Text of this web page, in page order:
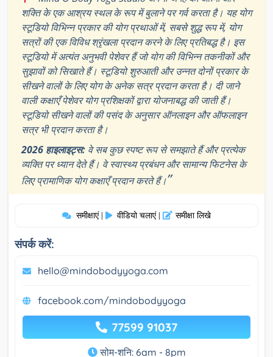
शक्ति के एक आश्रय स्थल के रूप में बुलाने पर गर्व करता है। यह योग
स्टूडियो विभिन्न प्रकार की योग प्रथाओं में, सबसे शुद्ध रूप में, योग
सत्रों की एक विविध श्रृंखला प्रदान करने के लिए प्रतिबद्ध है। इस
स्टूडियो में अत्यंत अनुभवी पेशेवर हैं जो योग की विभिन्न तकनीकों और
सुझावों को सिखाते हैं। स्टूडियो शुरुआती और उन्नत दोनों प्रकार के
सीखने वालों के लिए योग के अनेक सत्र प्रदान करता है। दी जाने
वाली कक्षाएँ पेशेवर योग प्रशिक्षकों द्वारा योजनाबद्ध की जाती हैं।
स्टूडियो सीखने वालों की पसंद के अनुसार ऑनलाइन और ऑफलाइन
सत्र भी प्रदान करता है।
2026 हाइलाइट्स: वे सब कुछ स्पष्ट रूप से समझाते हैं और प्रत्येक
व्यक्ति पर ध्यान देते हैं। वे स्वास्थ्य प्रबंधन और सामान्य फिटनेस के
लिए प्रामाणिक योग कक्षाएँ प्रदान करते हैं।”
समीक्षाएं | वीडियो चलाएं | समीक्षा लिखे
संपर्क करें:
hello@mindobodyyoga.com
facebook.com/mindobodyyoga
77599 91037
सोम-शनि: 6am - 8pm